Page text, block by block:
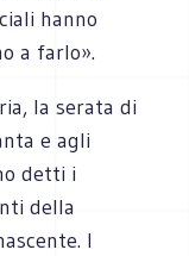
hanno
a farlo».
la serata di
e agli
detti i
della
I